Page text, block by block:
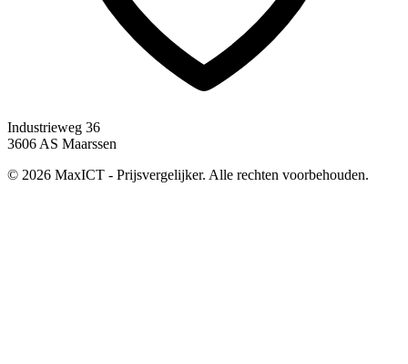
Industrieweg 36
3606 AS Maarssen
© 2026 MaxICT - Prijsvergelijker. Alle rechten voorbehouden.